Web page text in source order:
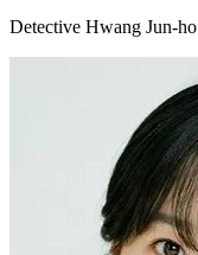
Detective Hwang Jun-ho